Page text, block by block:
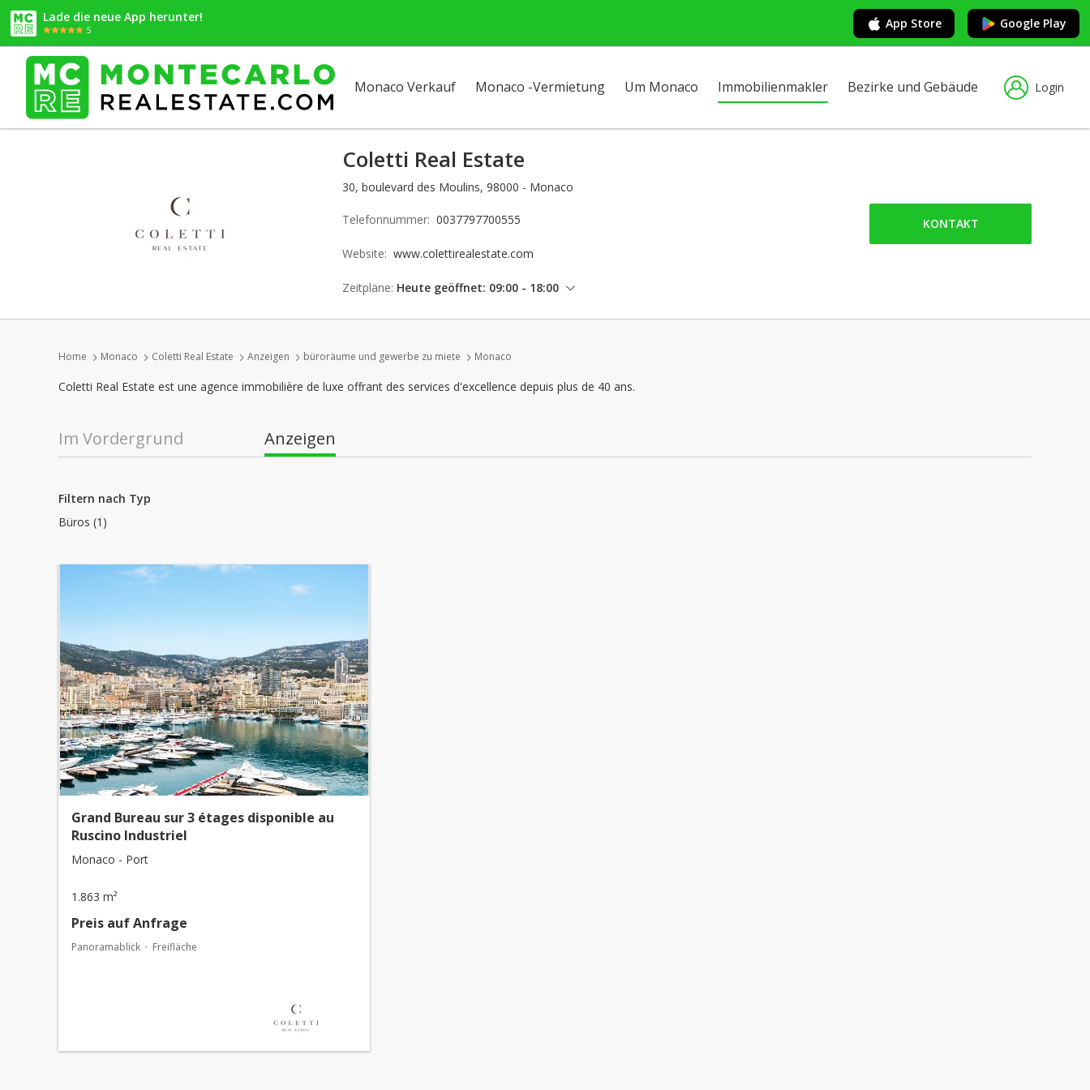
Lade die neue App herunter!
5 App Store Google Play
Monaco Verkauf Monaco -Vermietung Um Monaco Immobilienmakler Bezirke und Gebäude Login
Coletti Real Estate
30, boulevard des Moulins, 98000 - Monaco
Telefonnummer: 0037797700555
Website: www.colettirealestate.com
Zeitpläne: Heute geöffnet: 09:00 - 18:00
Samstag: geschlossen
Sonntag: geschlossen
Mittwoch: 09:00 - 18:00
KONTAKT
Home Monaco Coletti Real Estate Anzeigen büroräume und gewerbe zu miete Monaco
Coletti Real Estate est une agence immobilière de luxe offrant des services d'excellence depuis plus de 40 ans.
Im Vordergrund Anzeigen
Filtern nach Typ
Büros (1)
Grand Bureau sur 3 étages disponible au
Ruscino Industriel
Monaco - Port
1.863 m²
Preis auf Anfrage
Panoramablick Freifläche